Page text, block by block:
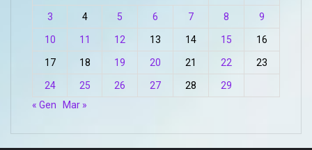
3 4 5 6 7 8 9
10 11 12 13 14 15 16
17 18 19 20 21 22 23
24 25 26 27 28
29
« Gen
Mar »